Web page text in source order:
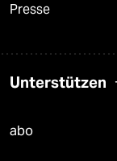
Presse
Unterstützen
abo